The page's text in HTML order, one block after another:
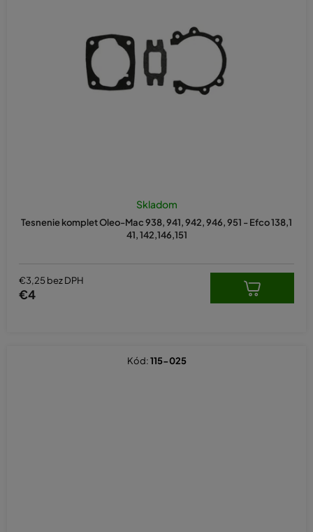
Tesnenie komplet Oleo-Mac 938, 941, 942, 946, 951 - Efco 138,1
41, 142,146,151
Skladom
€3,25 bez DPH
€4
Kód:115-025